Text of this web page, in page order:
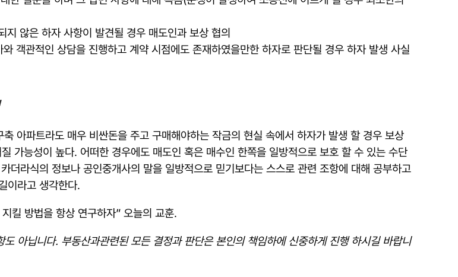
않은 하자 사항이 발견될 경우 매도인과 보상 협의
객관적인 상담을 진행하고 계약 시점에도 존재하였을만한 하자로 판단될 경우 하자 발생 사실
아파트라도 매우 비싼돈을 주고 구매해야하는 작금의 현실 속에서 하자가 발생 할 경우 보상
가능성이 높다. 어떠한 경우에도 매도인 혹은 매수인 한쪽을 일방적으로 보호 할 수 있는 수단
더라식의 정보나 공인중개사의 말을 일방적으로 믿기보다는 스스로 관련 조항에 대해 공부하고
이라고 생각한다.
킬 방법을 항상 연구하자” 오늘의 교훈.
아닙니다. 부동산과관련된 모든 결정과 판단은 본인의 책임하에 신중하게 진행 하시길 바랍니